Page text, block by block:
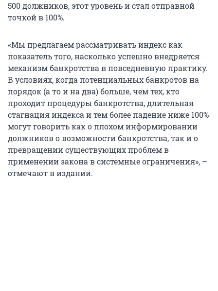
500 должников, этот уровень и стал отправной
точкой в 100%.
«Мы предлагаем рассматривать индекс как
показатель того, насколько успешно внедряется
механизм банкротства в повседневную практику.
В условиях, когда потенциальных банкротов на
порядок (а то и на два) больше, чем тех, кто
проходит процедуры банкротства, длительная
стагнация индекса и тем более падение ниже 100%
могут говорить как о плохом информировании
должников о возможности банкротства, так и о
превращении существующих проблем в
применении закона в системные ограничения», –
отмечают в издании.